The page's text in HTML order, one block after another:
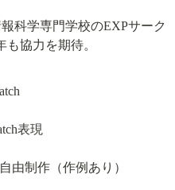
科学専門学校のEXPサーク
表現
由制作（作例あり）